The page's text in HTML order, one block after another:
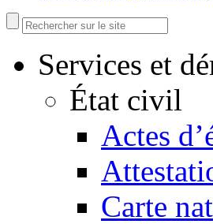
Services et
État civil
Actes
Carte